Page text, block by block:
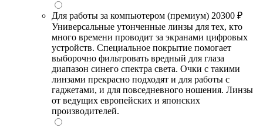
Для работы за компьютером (премиум) 20300 ₽
Универсальные утонченные линзы для тех, кто
много времени проводит за экранами цифровых
устройств. Специальное покрытие помогает
выборочно фильтровать вредный для глаза
диапазон синего спектра света. Очки с такими
линзами прекрасно подходят и для работы с
гаджетами, и для повседневного ношения. Линзы
от ведущих европейских и японских
производителей.